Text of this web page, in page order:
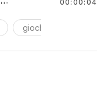
giochi
00:00:04